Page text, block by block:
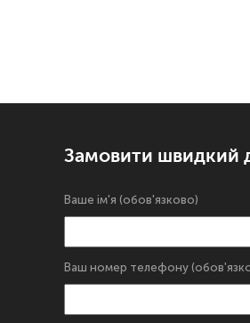
Замовити швидкий
Ваше ім'я (обов'язково)
Ваш номер телефону